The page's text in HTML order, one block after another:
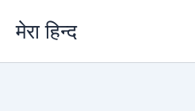
मेरा हिन्द